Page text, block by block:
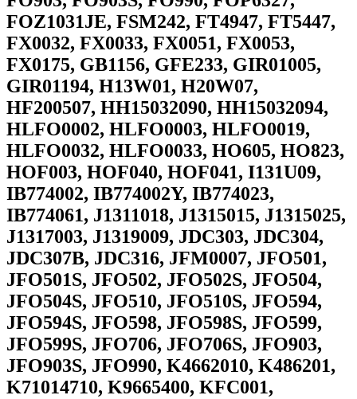
FOZ1031JE, FSM242, FT4947, FT5447,
FX0032, FX0033, FX0051, FX0053,
FX0175, GB1156, GFE233, GIR01005,
GIR01194, H13W01, H20W07,
HF200507, HH15032090, HH15032094,
HLFO0002, HLFO0003, HLFO0019,
HLFO0032, HLFO0033, HO605, HO823,
HOF003, HOF040, HOF041, I131U09,
IB774002, IB774002Y, IB774023,
IB774061, J1311018, J1315015, J1315025,
J1317003, J1319009, JDC303, JDC304,
JDC307B, JDC316, JFM0007, JFO501,
JFO501S, JFO502, JFO502S, JFO504,
JFO504S, JFO510, JFO510S, JFO594,
JFO594S, JFO598, JFO598S, JFO599,
JFO599S, JFO706, JFO706S, JFO903,
JFO903S, JFO990, K4662010, K486201,
K71014710, K9665400, KFC001,